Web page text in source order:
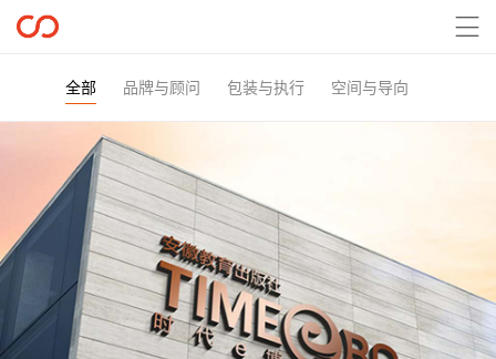

全部 品牌与顾问 包装与执行 空间与导向